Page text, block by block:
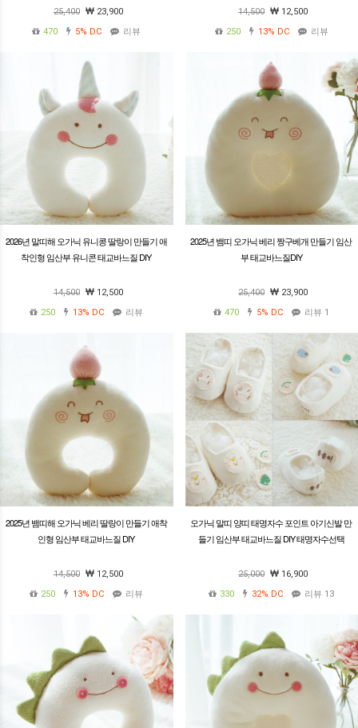
25,400
23,900
470
5% DC 리뷰
14,500
12,500
250
13% DC 리뷰
2026년 말띠해 오가닉 유니콩 딸랑이 만들기 애
착인형 임산부 유니콘 태교바느질 DIY
14,500
12,500
250
13% DC 리뷰
2025년 뱀띠 오가닉 베리 짱구베개 만들기 임산
부 태교바느질DIY
25,400
23,900
470
5% DC 리뷰 1
2025년 뱀띠해 오가닉 베리 딸랑이 만들기 애착
인형 임산부 태교바느질 DIY
14,500
12,500
250
13% DC 리뷰
오가닉 말띠 양띠 태명자수 포인트 아기신발 만
들기 임산부 태교바느질 DIY 태명자수선택
25,000
16,900
330
32% DC 리뷰 13